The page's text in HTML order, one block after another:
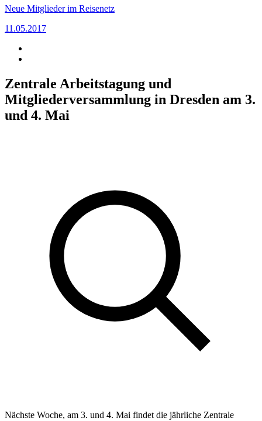
Neue Mitglieder im Reisenetz
11.05.2017
Zentrale Arbeitstagung und
Mitgliederversammlung in Dresden am 3.
und 4. Mai
Nächste Woche, am 3. und 4. Mai findet die jährliche Zentrale